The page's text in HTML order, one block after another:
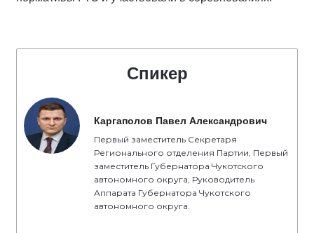
Спикер
Каргаполов Павел Александрович
Первый заместитель Секретаря
Регионального отделения Партии, Первый
заместитель Губернатора Чукотского
автономного округа, Руководитель
Аппарата Губернатора Чукотского
автономного округа.